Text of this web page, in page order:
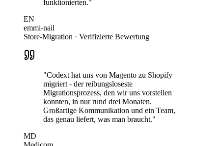
funktionierten."
EN
emmi-nail
Store-Migration · Verifizierte Bewertung
"Codext hat uns von Magento zu Shopify
migriert - der reibungsloseste
Migrationsprozess, den wir uns vorstellen
konnten, in nur rund drei Monaten.
Großartige Kommunikation und ein Team,
das genau liefert, was man braucht."
MD